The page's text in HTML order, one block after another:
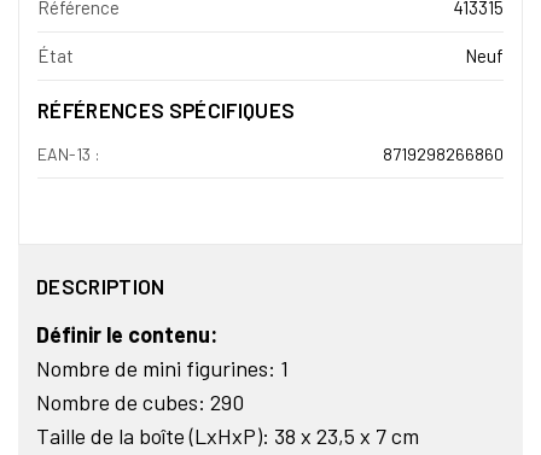
Référence 413315
État Neuf
RÉFÉRENCES SPÉCIFIQUES
EAN-13 : 8719298266860
DESCRIPTION
Définir le contenu:
Nombre de mini figurines: 1
Nombre de cubes: 290
Taille de la boîte (LxHxP): 38 x 23,5 x 7 cm